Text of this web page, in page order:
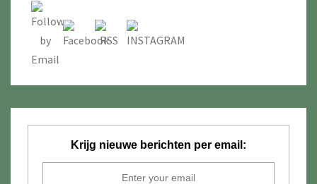
Krijg nieuwe berichten per email: